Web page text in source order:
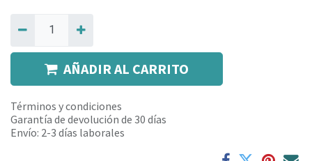
AÑADIR AL CARRITO
Términos y condiciones
Garantía de devolución de 30 días
Envío: 2-3 días laborales